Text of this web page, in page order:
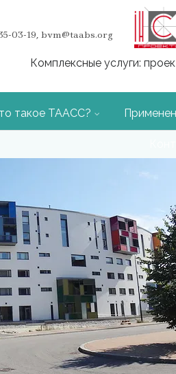
03-19, bvm@taabs.org
Комплексные услуги:
такое ТААСС?